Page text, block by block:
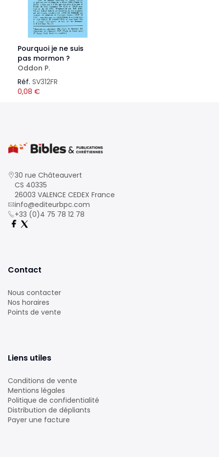
Pourquoi je ne suis
pas mormon ?
Oddon P.
Réf. SV312FR
0,08 €
30 rue Châteauvert
CS 40335
26003 VALENCE CEDEX France
info@editeurbpc.com
+33 (0)4 75 78 12 78
Contact
Nous contacter
Nos horaires
Points de vente
Liens utiles
Conditions de vente
Mentions légales
Politique de confidentialité
Distribution de dépliants
Payer une facture